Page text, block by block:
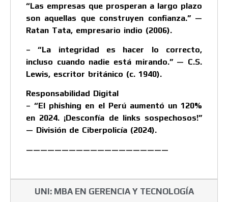
“Las empresas que prosperan a largo plazo
son aquellas que construyen confianza.” —
Ratan Tata, empresario indio (2006).
– “La integridad es hacer lo correcto,
incluso cuando nadie está mirando.” — C.S.
Lewis, escritor británico (c. 1940).
Responsabilidad Digital
– “El phishing en el Perú aumentó un 120%
en 2024. ¡Desconfía de links sospechosos!”
— División de Ciberpolicía (2024).
————————————————————
UNI: MBA EN GERENCIA Y TECNOLOGÍA